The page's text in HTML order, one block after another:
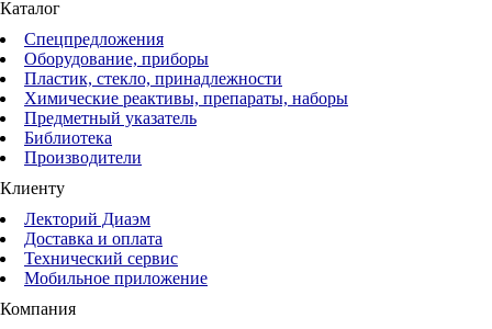
Каталог
Спецпредложения
Оборудование, приборы
Пластик, стекло, принадлежности
Химические реактивы, препараты, наборы
Предметный указатель
Библиотека
Производители
Клиенту
Лекторий Диаэм
Доставка и оплата
Технический сервис
Мобильное приложение
Компания